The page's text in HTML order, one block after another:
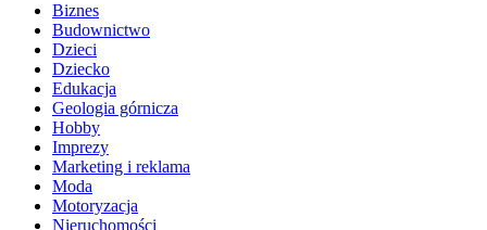
Biznes
Budownictwo
Dzieci
Dziecko
Edukacja
Geologia górnicza
Hobby
Imprezy
Marketing i reklama
Moda
Motoryzacja
Nieruchomości